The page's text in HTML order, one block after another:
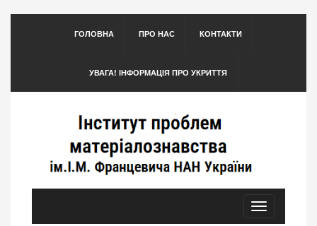
ГОЛОВНА ПРО НАС КОНТАКТИ
УВАГА! ІНФОРМАЦІЯ ПРО УКРИТТЯ
Toggle
navigation